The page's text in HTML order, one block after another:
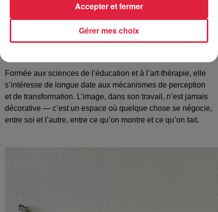
Le catalogue de l’exposition de l exposition sera disponible
à partir du 15 juin 2026.
Carolle Masson est une artiste plasticienne, photographe et
Formée aux sciences de l’éducation et à l’art-thérapie, elle
s’intéresse de longue date aux mécanismes de perception
et de transformation. L’image, dans son travail, n’est jamais
décorative — c’est un espace où quelque chose se négocie,
entre soi et l’autre, entre ce qu’on montre et ce qu’on tait.
Gérer mes choix
Accepter et fermer